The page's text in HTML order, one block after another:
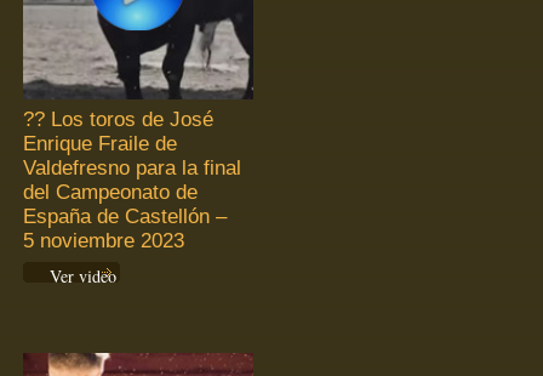
?? Los toros de José
Enrique Fraile de
Valdefresno para la final
del Campeonato de
España de Castellón –
5 noviembre 2023
Ver video